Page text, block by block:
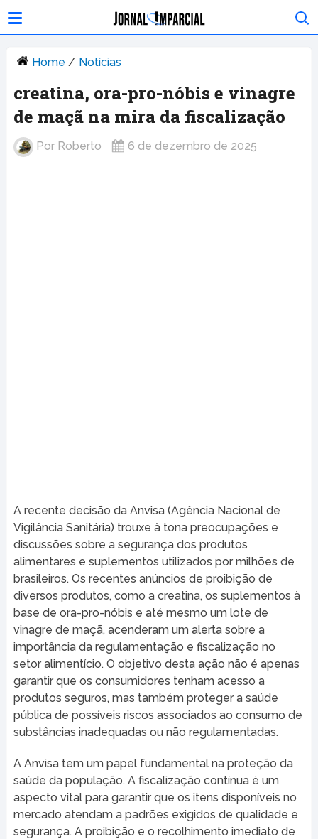
Home / Notícias
creatina, ora-pro-nóbis e vinagre
de maçã na mira da fiscalização
Por Roberto 6 de dezembro de 2025
A recente decisão da Anvisa (Agência Nacional de
Vigilância Sanitária) trouxe à tona preocupações e
discussões sobre a segurança dos produtos
alimentares e suplementos utilizados por milhões de
brasileiros. Os recentes anúncios de proibição de
diversos produtos, como a creatina, os suplementos à
base de ora-pro-nóbis e até mesmo um lote de
vinagre de maçã, acenderam um alerta sobre a
importância da regulamentação e fiscalização no
setor alimentício. O objetivo desta ação não é apenas
garantir que os consumidores tenham acesso a
produtos seguros, mas também proteger a saúde
pública de possíveis riscos associados ao consumo de
substâncias inadequadas ou não regulamentadas.
A Anvisa tem um papel fundamental na proteção da
saúde da população. A fiscalização contínua é um
aspecto vital para garantir que os itens disponíveis no
mercado atendam a padrões exigidos de qualidade e
segurança. A proibição e o recolhimento imediato de